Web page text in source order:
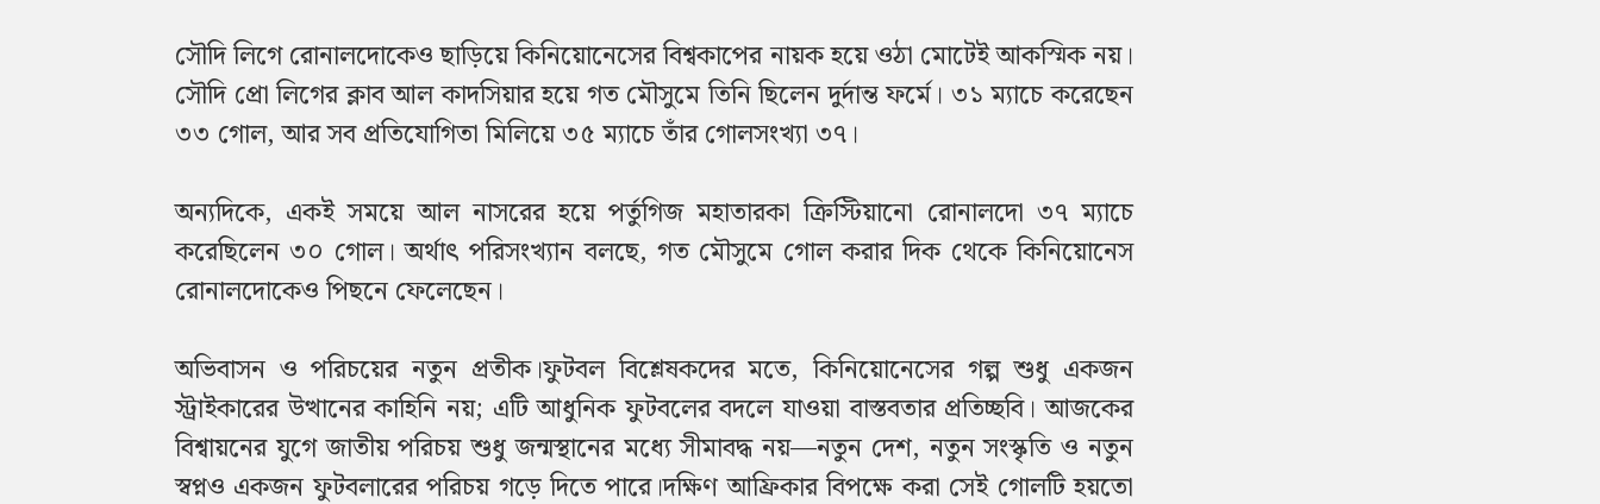
সৌদি লিগে রোনালদোকেও ছাড়িয়ে কিনিয়োনেসের বিশ্বকাপের নায়ক হয়ে ওঠা মোটেই আকস্মিক নয়।
সৌদি প্রো লিগের ক্লাব আল কাদসিয়ার হয়ে গত মৌসুমে তিনি ছিলেন দুর্দান্ত ফর্মে। ৩১ ম্যাচে করেছেন
৩৩ গোল, আর সব প্রতিযোগিতা মিলিয়ে ৩৫ ম্যাচে তাঁর গোলসংখ্যা ৩৭।
অন্যদিকে, একই সময়ে আল নাসরের হয়ে পর্তুগিজ মহাতারকা ক্রিস্টিয়ানো রোনালদো ৩৭ ম্যাচে
করেছিলেন ৩০ গোল। অর্থাৎ পরিসংখ্যান বলছে, গত মৌসুমে গোল করার দিক থেকে কিনিয়োনেস
রোনালদোকেও পিছনে ফেলেছেন।
অভিবাসন ও পরিচয়ের নতুন প্রতীক।ফুটবল বিশ্লেষকদের মতে, কিনিয়োনেসের গল্প শুধু একজন
স্ট্রাইকারের উত্থানের কাহিনি নয়; এটি আধুনিক ফুটবলের বদলে যাওয়া বাস্তবতার প্রতিচ্ছবি। আজকের
বিশ্বায়নের যুগে জাতীয় পরিচয় শুধু জন্মস্থানের মধ্যে সীমাবদ্ধ নয়—নতুন দেশ, নতুন সংস্কৃতি ও নতুন
স্বপ্নও একজন ফুটবলারের পরিচয় গড়ে দিতে পারে।দক্ষিণ আফ্রিকার বিপক্ষে করা সেই গোলটি হয়তো